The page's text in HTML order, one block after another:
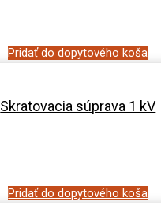
Pridať do dopytového koša
Skratovacia súprava 1 kV
Pridať do dopytového koša